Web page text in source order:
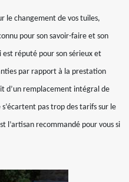
le changement de vos tuiles,
pour son savoir-faire et son
réputé pour son sérieux et
par rapport à la prestation
d’un remplacement intégral de
pas trop des tarifs sur le
l’artisan recommandé pour vous si